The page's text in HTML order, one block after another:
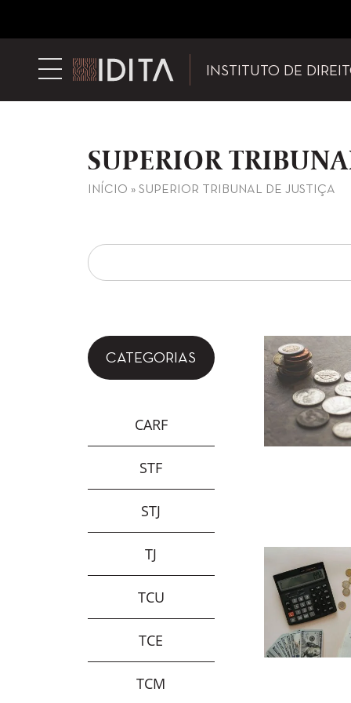
INSTITUTO DE
SUPERIOR
INÍCIO » SUPERIOR TRIBUNAL DE JUSTIÇA
CATEGORIAS
CARF
STF
STJ
TJ
TCU
TCE
TCM